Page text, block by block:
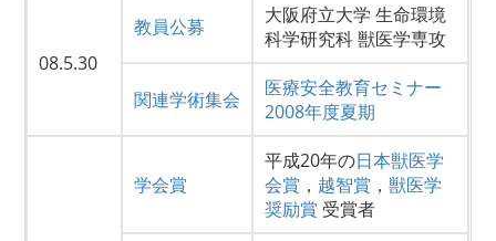
08.5.30
教員公募
大阪府立大学 生命環境
科学研究科 獣医学専攻
関連学術集会
医療安全教育セミナー
2008年度夏期
学会賞
平成20年の日本獣医学
会賞 ， 越智賞 ，獣医学
奨励賞 受賞者